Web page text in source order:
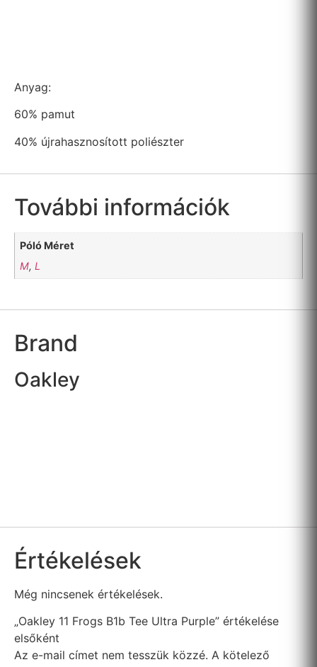
Anyag:
60% pamut
40% újrahasznosított poliészter
További információk
Póló Méret
M,L
Brand
Oakley
Értékelések
Még nincsenek értékelések.
„Oakley 11 Frogs B1b Tee Ultra Purple” értékelése
elsőként
Az e-mail címet nem tesszük közzé. A kötelező